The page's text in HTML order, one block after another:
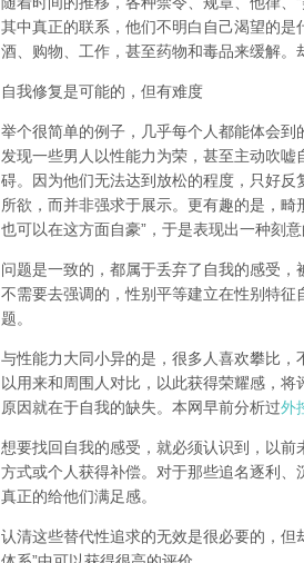
其中真正的联系，他们不明白自己渴望的
酒、购物、工作，甚至药物和毒品来缓解。
自我修复是可能的，但有难度
举个很简单的例子，几乎每个人都能体会
发现一些男人以性能力为荣，甚至主动吹
碍。因为他们无法达到放松的程度，只好反
所欲，而并非强求于展示。更有趣的是，畸
也可以在这方面自豪” ，于是表现出一种刻
问题是一致的，都属于丢弃了自我的感受
不需要去强调的，性别平等建立在性别特
题。
与性能力大同小异的是，很多人喜欢攀比
以用来和周围人对比，以此获得荣耀感，
原因就在于自我的缺失。本网早前分析过外
想要找回自我的感受，就必须认识到，以前
方式或个人获得补偿。对于那些追名逐利、
真正的给他们满足感。
认清这些替代性追求的无效是很必要的，